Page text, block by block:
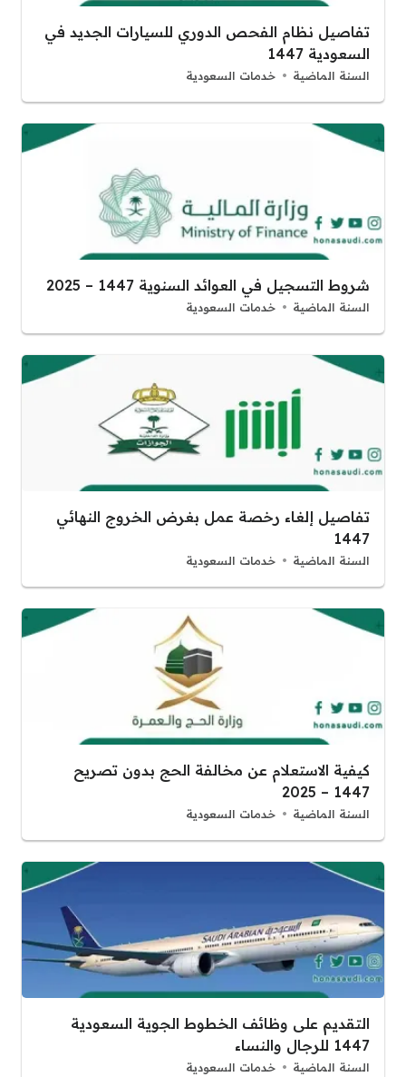
تفاصيل نظام الفحص الدوري للسيارات الجديد في
السعودية 1447
السنة الماضية خدمات السعودية
شروط التسجيل في العوائد السنوية 1447 – 2025
السنة الماضية خدمات السعودية
تفاصيل إلغاء رخصة عمل بغرض الخروج النهائي
1447
السنة الماضية خدمات السعودية
كيفية الاستعلام عن مخالفة الحج بدون تصريح
1447 – 2025
السنة الماضية خدمات السعودية
التقديم على وظائف الخطوط الجوية السعودية
1447 للرجال والنساء
السنة الماضية خدمات السعودية